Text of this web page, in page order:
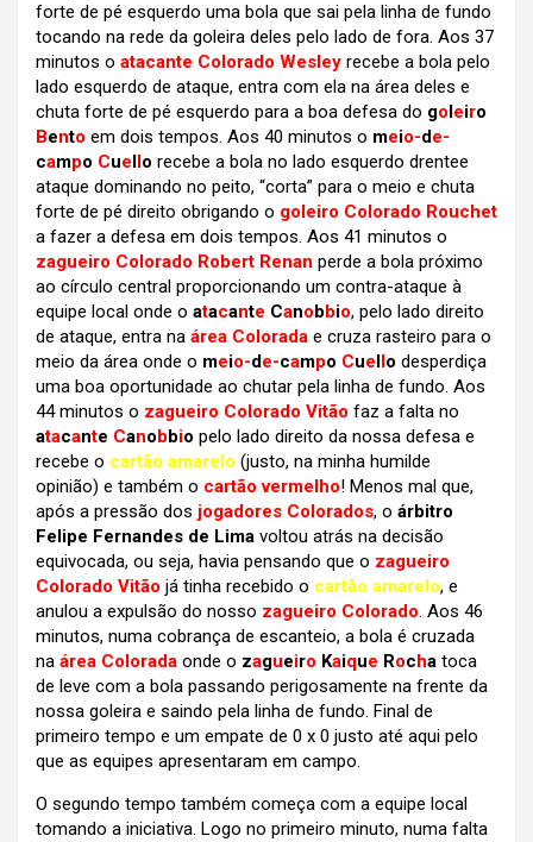
forte de pé esquerdo uma bola que sai pela linha de fundo
tocando na rede da goleira deles pelo lado de fora. Aos 37
minutos o atacante Colorado Wesley recebe a bola pelo
lado esquerdo de ataque, entra com ela na área deles e
chuta forte de pé esquerdo para a boa defesa do goleiro
Bento em dois tempos. Aos 40 minutos o meio-de-
campo Cuello recebe a bola no lado esquerdo drentee
ataque dominando no peito, “corta” para o meio e chuta
forte de pé direito obrigando o goleiro Colorado Rouchet
a fazer a defesa em dois tempos. Aos 41 minutos o
zagueiro Colorado Robert Renan perde a bola próximo
ao círculo central proporcionando um contra-ataque à
equipe local onde o atacante Canobbio, pelo lado direito
de ataque, entra na área Colorada e cruza rasteiro para o
meio da área onde o meio-de-campo Cuello desperdiça
uma boa oportunidade ao chutar pela linha de fundo. Aos
44 minutos o zagueiro Colorado Vitão faz a falta no
atacante Canobbio pelo lado direito da nossa defesa e
recebe o cartão amarelo (justo, na minha humilde
opinião) e também o cartão vermelho! Menos mal que,
após a pressão dos jogadores Colorados, o árbitro
Felipe Fernandes de Lima voltou atrás na decisão
equivocada, ou seja, havia pensando que o zagueiro
Colorado Vitão já tinha recebido o cartão amarelo, e
anulou a expulsão do nosso zagueiro Colorado. Aos 46
minutos, numa cobrança de escanteio, a bola é cruzada
na área Colorada onde o zagueiro Kaique Rocha toca
de leve com a bola passando perigosamente na frente da
nossa goleira e saindo pela linha de fundo. Final de
primeiro tempo e um empate de 0 x 0 justo até aqui pelo
que as equipes apresentaram em campo.
O segundo tempo também começa com a equipe local
tomando a iniciativa. Logo no primeiro minuto, numa falta